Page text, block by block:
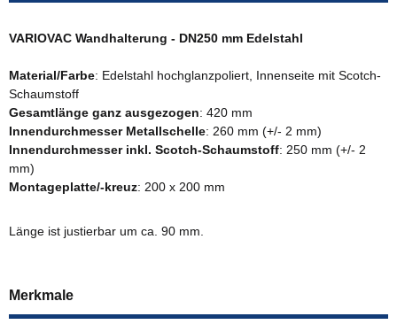
VARIOVAC Wandhalterung - DN250 mm Edelstahl
Material/Farbe: Edelstahl hochglanzpoliert, Innenseite mit Scotch-
Schaumstoff
Gesamtlänge ganz ausgezogen: 420 mm
Innendurchmesser Metallschelle: 260 mm (+/- 2 mm)
Innendurchmesser inkl. Scotch-Schaumstoff: 250 mm (+/- 2
mm)
Montageplatte/-kreuz: 200 x 200 mm
Länge ist justierbar um ca. 90 mm.
Merkmale